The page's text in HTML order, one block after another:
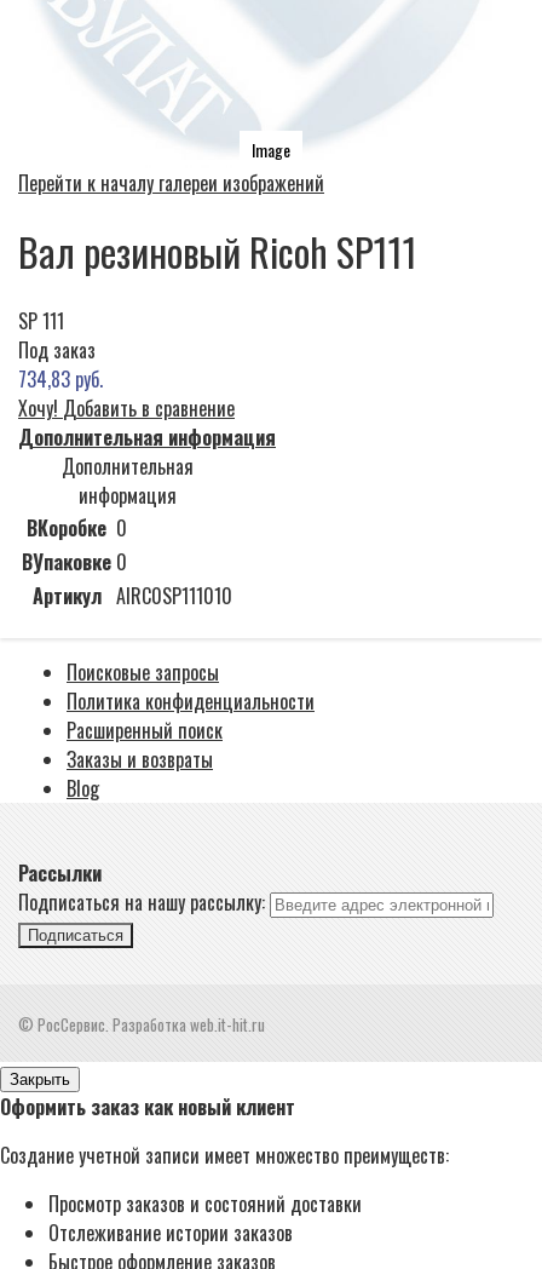
Image
Перейти к началу галереи изображений
Вал резиновый Ricoh SP111
SP 111
Под заказ
734,83 руб.
Хочу! Добавить в сравнение
Дополнительная информация
Дополнительная
информация
ВКоробке 0
ВУпаковке 0
Артикул AIRC0SP111010
Поисковые запросы
Политика конфиденциальности
Расширенный поиск
Заказы и возвраты
Blog
Рассылки
Подписаться на нашу рассылку:
Подписаться
© РосСервис. Разработка web.it-hit.ru
Закрыть
Оформить заказ как новый клиент
Создание учетной записи имеет множество преимуществ:
Просмотр заказов и состояний доставки
Отслеживание истории заказов
Быстрое оформление заказов